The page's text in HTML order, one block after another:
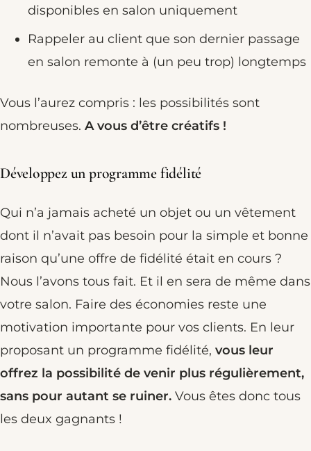
disponibles en salon uniquement
Rappeler au client que son dernier passage
en salon remonte à (un peu trop) longtemps
Vous l’aurez compris : les possibilités sont
nombreuses. A vous d’être créatifs !
Développez un programme fidélité
Qui n’a jamais acheté un objet ou un vêtement
dont il n’avait pas besoin pour la simple et bonne
raison qu’une offre de fidélité était en cours ?
Nous l’avons tous fait. Et il en sera de même dans
votre salon. Faire des économies reste une
motivation importante pour vos clients. En leur
proposant un programme fidélité, vous leur
offrez la possibilité de venir plus régulièrement,
sans pour autant se ruiner. Vous êtes donc tous
les deux gagnants !